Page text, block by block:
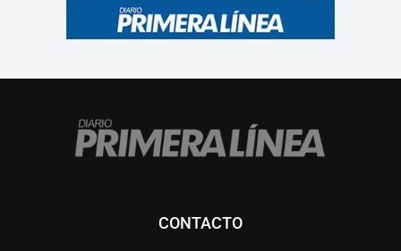
CONTACTO